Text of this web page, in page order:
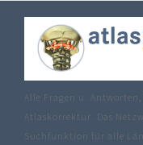
Zum
springen
Alle Fragen u.
Atlaskorrektur. Das
Suchfunktion für alle